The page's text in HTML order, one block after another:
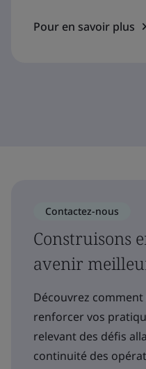
Pour en savoir plus
Contactez-nous
Construisons
avenir
Découvrez
renforcer vos
relevant des défis
continuité des